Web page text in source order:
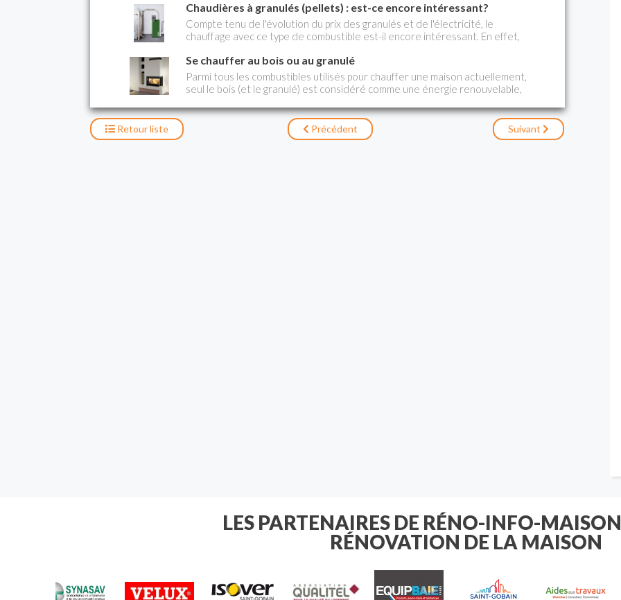
confiance parmi ses utilisateurs. Elles sont promues par l'association
PROPELLET , L 'association nationale des professionnels
du chauffage au granulé de bois
Chaudières à granulés (pellets) : est-ce encore intéressant?
Compte tenu de l'évolution du prix des granulés et de l'électricité, le
chauffage avec ce type de combustible est-il encore intéressant. En effet,
plusieurs années. Le prix des chaudières à granulé a cependant beaucoup
baissé.
Se chauffer au bois ou au granulé
Parmi tous les combustibles utilisés pour chauffer une maison actuellement,
seul le bois (et le granulé) est considéré comme une énergie renouvelable,
actuels affichent des rendements spectaculaires qui participent, en plus, à
une limitation des rejets de CO et de particules.
Retourliste Précédent Suivant
LES PARTENAIRES DE RÉNO-INFO-
RÉNOVATION DE LA MAISON